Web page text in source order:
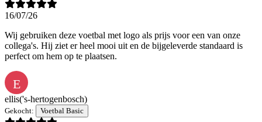
16/07/26
Wij gebruiken deze voetbal met logo als prijs voor een van onze
collega's. Hij ziet er heel mooi uit en de bijgeleverde standaard is
perfect om hem op te plaatsen.
E
ellis('s-hertogenbosch)
Gekocht: Voetbal Basic